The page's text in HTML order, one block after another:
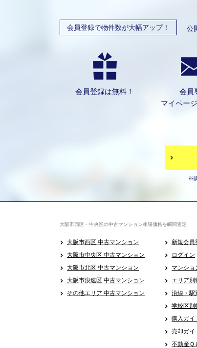
会員登録で物件数が大幅アップ！ 公
会員登録は無料！
会員
マイペー
※
大阪市西区・中央区の中古マンション相場価格を瞬間査定
大阪市西区 中古マンション
大阪市中央区 中古マンション
大阪市北区 中古マンション
大阪市浪速区 中古マンション
その他エリア 中古マンション
新規会員
ログイン
マンショ
エリア別
沿線・駅
学校区別
購入ガイ
売却ガイ
不動産Ｑ